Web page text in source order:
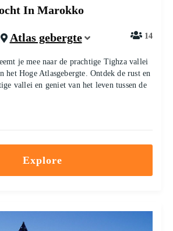
In Marokko
Atlas gebergte 14
je mee naar de prachtige Tighza vallei
het Hoge Atlasgebergte. Ontdek de rust en
vallei en geniet van het leven tussen de
Explore